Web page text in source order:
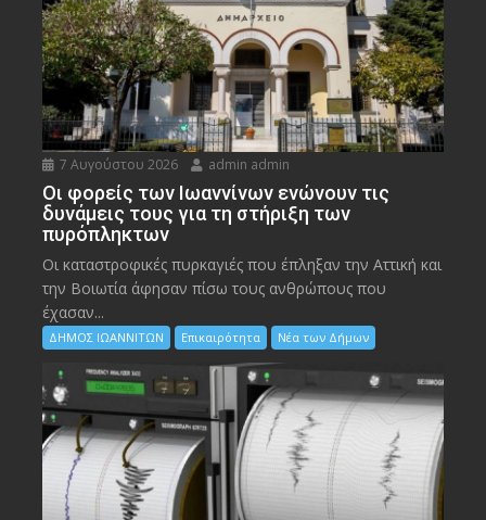
7 Αυγούστου 2026 admin admin
Οι φορείς των Ιωαννίνων ενώνουν τις
δυνάμεις τους για τη στήριξη των
πυρόπληκτων
Οι καταστροφικές πυρκαγιές που έπληξαν την Αττική και
την Bοιωτία άφησαν πίσω τους ανθρώπους που
έχασαν...
ΔΗΜΟΣ ΙΩΑΝΝΙΤΩΝ Επικαιρότητα Νέα των Δήμων